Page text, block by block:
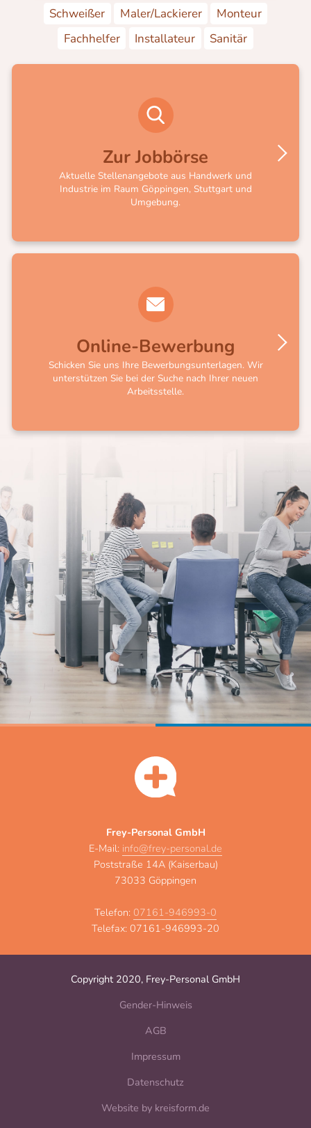
Schweißer
Maler/Lackierer
Monteur
Fachhelfer
Installateur Sanitär
Zur Jobbörse
Aktuelle Stellenangebote aus Handwerk und
Industrie im Raum Göppingen, Stuttgart und
Umgebung.
Online-Bewerbung
Schicken Sie uns Ihre Bewerbungsunterlagen. Wir
unterstützen Sie bei der Suche nach Ihrer neuen
Arbeitsstelle.
Frey-Personal GmbH
E-Mail: info@frey-personal.de
Poststraße 14A (Kaiserbau)
73033 Göppingen
Telefon: 07161-946993-0
Telefax: 07161-946993-20
Copyright 2020, Frey-Personal GmbH
Gender-Hinweis
AGB
Impressum
Datenschutz
Website by kreisform.de